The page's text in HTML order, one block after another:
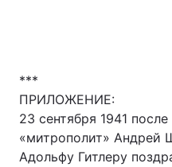
***
ПРИЛОЖЕНИЕ:
23 сентября 1941
«митрополит» Андрей
Адольфу Гитлеру